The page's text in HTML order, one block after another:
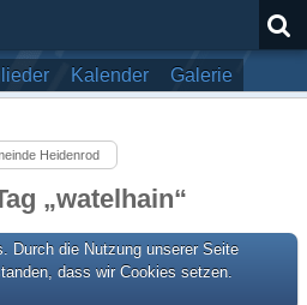
Kalender Galerie
Heidenrod
„watelhain“
Durch die Nutzung unserer Seite
dass wir Cookies setzen.